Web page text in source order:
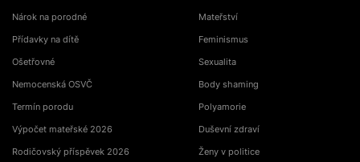
Nárok na porodné
Přídavky na dítě
Ošetřovné
Nemocenská OSVČ
Termín porodu
Výpočet mateřské 2026
Rodičovský příspěvek 2026
Mateřství
Feminismus
Sexualita
Body shaming
Polyamorie
Duševní zdraví
Ženy v politice